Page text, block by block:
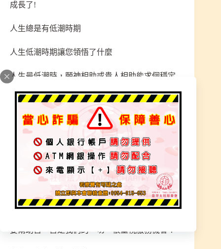
成長了!
人生總是有低潮時期
人生低潮時期讓您領悟了什麼
人生最低潮時，願神相助或貴人相助能求個穩定
神明要照顧一個家庭不容易，在最艱困時刻
要從井底往上爬，爬到能看到陽光，都要神的安排
神明給予您的感受是什麽，只有自己最清楚
我們每個人都是被「道祖師尊」照顧起來的弟子
我們不看錢做事，我們很團結、很用心、很努力、
很遵守規則、很珍惜、很感恩、很尊敬師尊、師父
要幫助宮，宮是我們的一切，很重視服務機會！